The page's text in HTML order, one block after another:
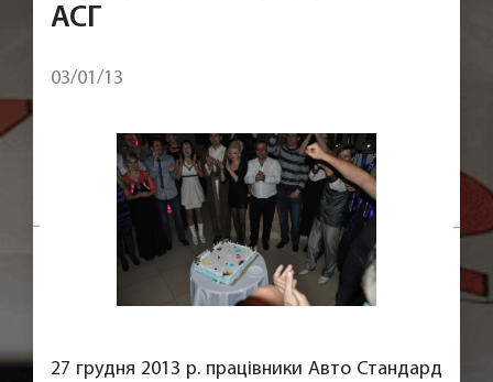
АСГ
03/01/13
27 грудня 2013 р. працівники Авто Стандард